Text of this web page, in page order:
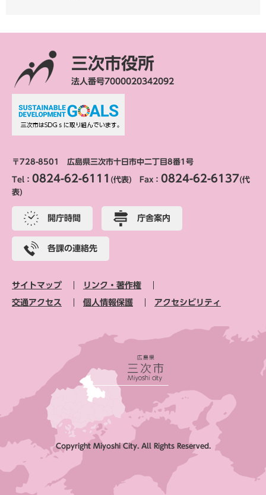
三次市役所
法人番号7000020342092
〒728-8501 広島県三次市十日市中二丁目8番1号
Tel： 0824-62-6111 (代表) Fax： 0824-62-6137(代
表)
開庁時間 庁舎案内
各課の連絡先
サイトマップ リンク・著作権
交通アクセス 個人情報保護 アクセシビリティ
Copyright Miyoshi City. All Rights Reserved.